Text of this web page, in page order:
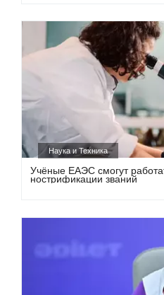
Наука и Техника
Учёные ЕАЭС смогут
нострификации званий